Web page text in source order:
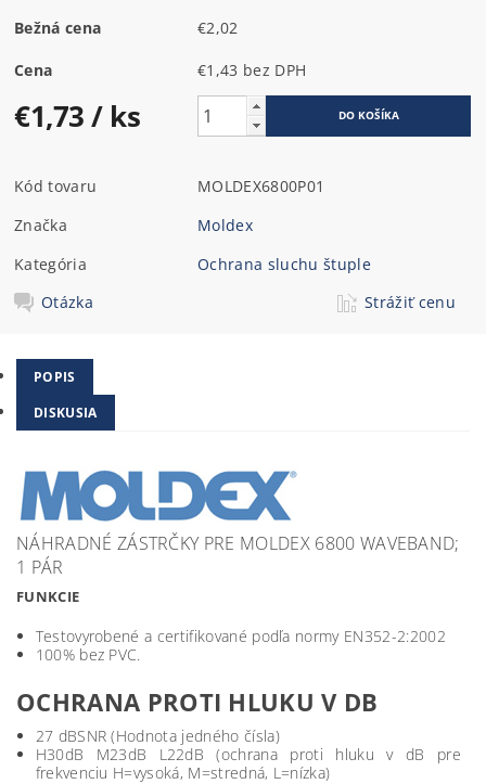
Bežná cena €2,02
Cena €1,43 bez DPH
€1,73/ ks
Kód tovaru
MOLDEX6800P01
Značka
Moldex
Kategória
Ochrana sluchu štuple
Otázka
Strážiť cenu
POPIS
DISKUSIA
NÁHRADNÉ ZÁSTRČKY PRE MOLDEX 6800 WAVEBAND;
1 PÁR
FUNKCIE
Testovyrobené a certifikované podľa normy EN352-2:2002
100% bez PVC.
OCHRANA PROTI HLUKU V DB
27 dBSNR (Hodnota jedného čísla)
H30dB M23dB L22dB (ochrana proti hluku v dB pre
frekvenciu H=vysoká, M=stredná, L=nízka)